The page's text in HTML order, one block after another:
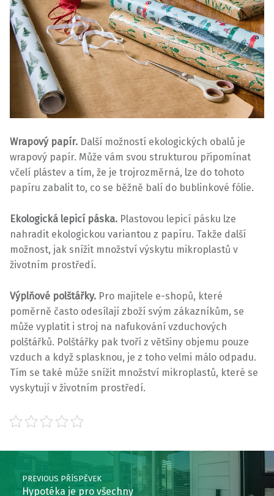
Wrapový papír. Další možností ekologických obalů je
wrapový papír. Může vám svou strukturou připomínat
včelí plástev a tím, že je trojrozměrná, lze do tohoto
papíru zabalit to, co se běžně balí do bublinkové fólie.
Ekologická lepicí páska. Plastovou lepicí pásku lze
nahradit ekologickou variantou z papíru. Takže další
možnost, jak snížit množství výskytu mikroplastů v
životním prostředí.
Výplňové polštářky. Pro majitele e-shopů, které
poměrně často odesílají zboží svým zákazníkům, se
může vyplatit i stroj na nafukování vzduchových
polštářků. Polštářky pak tvoří z většiny objemu pouze
vzduch a když splasknou, je z toho velmi málo odpadu.
Tím se také může snížit množství mikroplastů, které se
vyskytují v životním prostředí.
Skip back to main navigation
Post navigation
PREVIOUS PŘÍSPĚVEK
Hypotéka je pro všechny